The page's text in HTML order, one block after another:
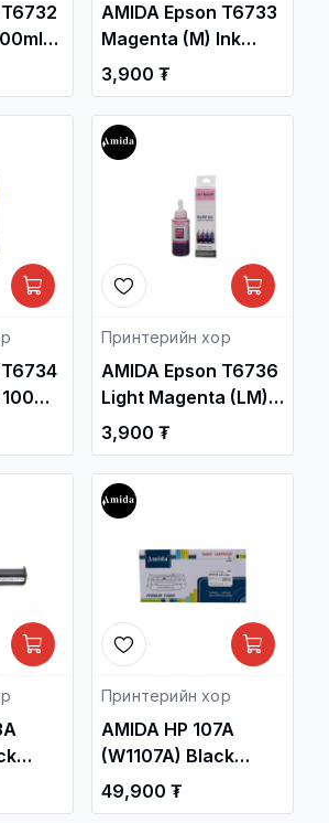
AMIDA Epson T6733
Magenta (M) Ink
100ml OEM /L1800,
L805, L850/ /
Принтерийн хор /
3,900 ₮
Принтерийн хор
AMIDA Epson T6736
Light Magenta (LM)
Ink 100ml OEM
/L1800, L805, L850/
/ Принтерийн хор /
3,900 ₮
Принтерийн хор
AMIDA HP 107A
(W1107A) Black
Laser Toner
Cartridge OEM /HP
49,900 ₮